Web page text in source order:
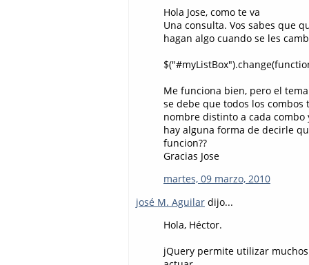
Hola Jose, como te va
Una consulta. Vos sabes que
hagan algo cuando se les
Me funciona bien, pero el
se debe que todos los
nombre distinto a cada
hay alguna forma de decirle
funcion??
Gracias Jose
martes, 09 marzo, 2010
josé M. Aguilar dijo...
Hola, Héctor.
jQuery permite utilizar